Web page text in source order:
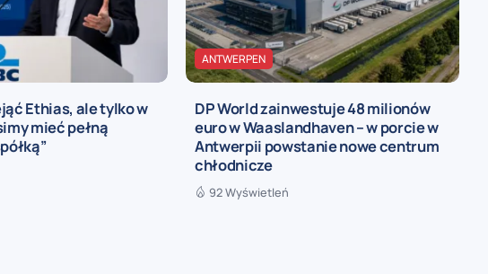
Ethias, ale tylko w
mieć pełną
ANTWERPEN
DP World zainwestuje 48 milionów
euro w Waaslandhaven – w porcie w
Antwerpii powstanie nowe centrum
chłodnicze
92 Wyświetleń